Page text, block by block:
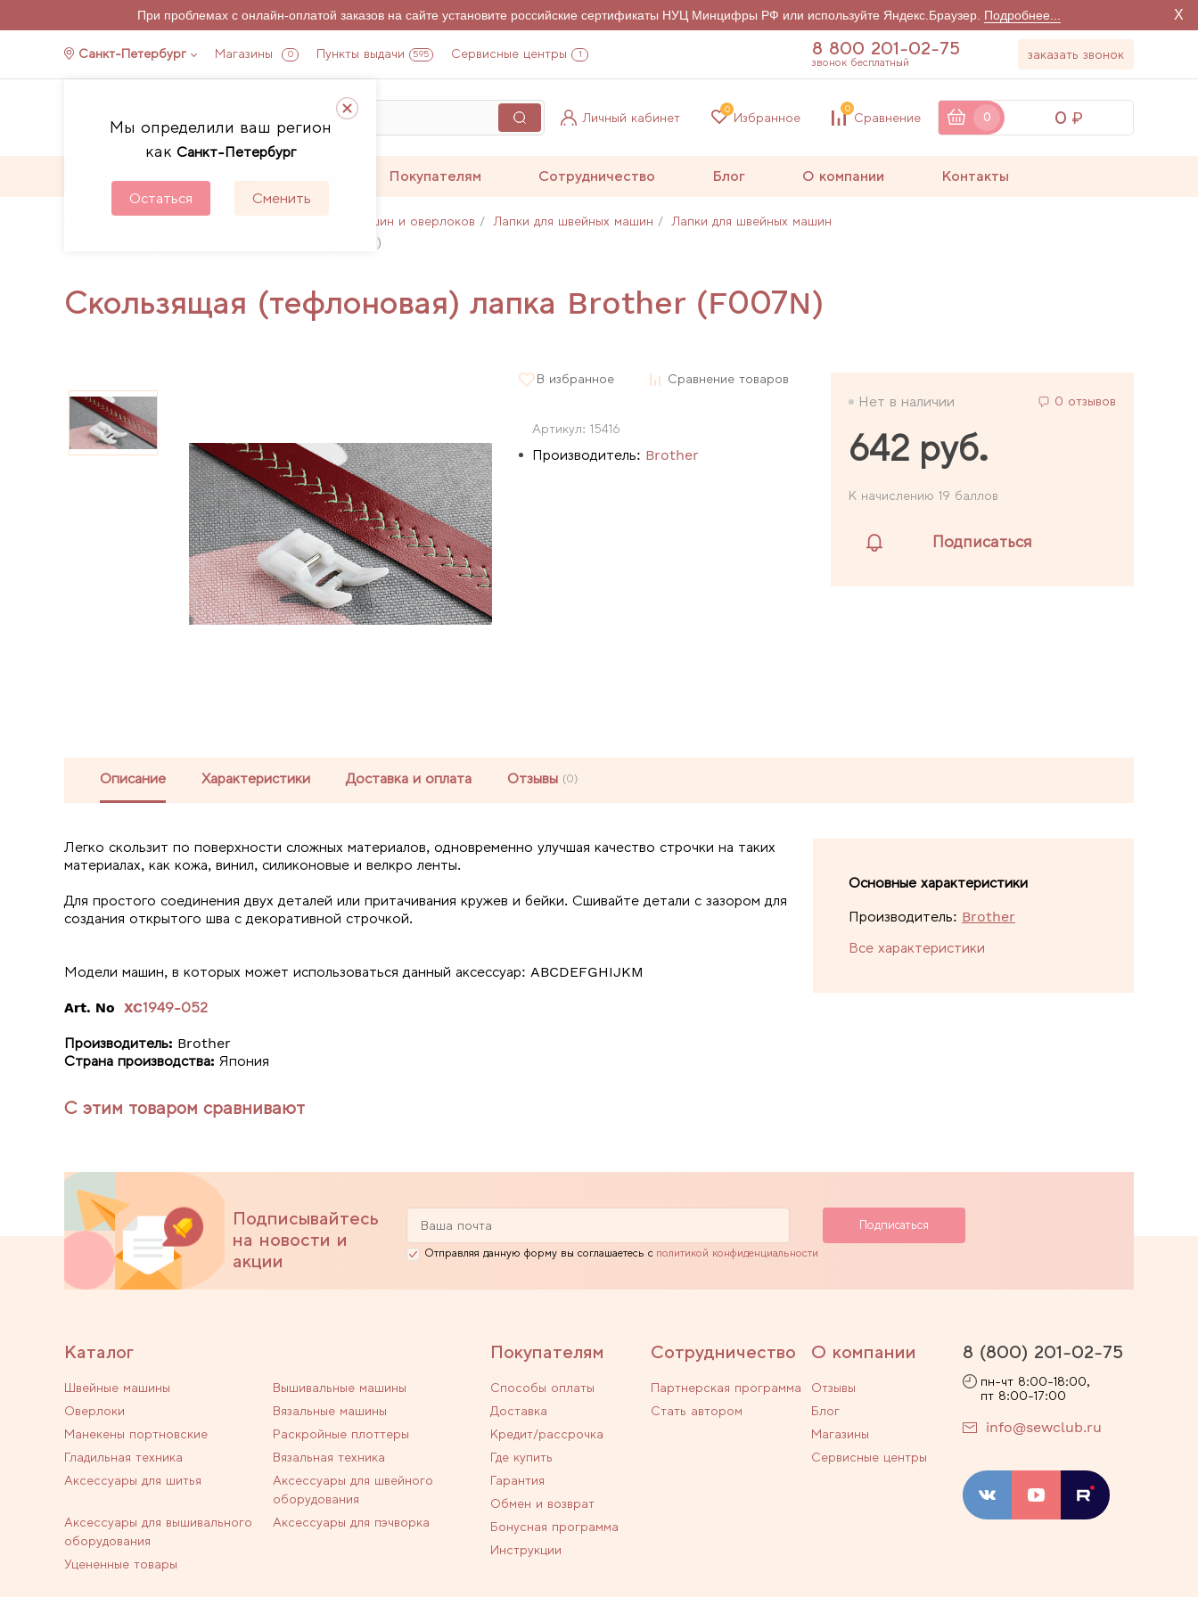
При проблемах с онлайн-оплатой заказов на сайте установите российские сертификаты НУЦ Минцифры РФ или используйте Яндекс.Браузер. Подробнее... X
Санкт-Петербург Магазины 0 Пункты выдачи 595 Сервисные центры 1
Мы определили ваш регион
как Санкт-Петербург
Остаться Сменить
8 800 201-02-75
звонок бесплатный
заказать звонок
Личный кабинет Избранное
0
Сравнение
0
0 0
Покупателям Сотрудничество Блог О компании Контакты
Каталог Аксессуары для швейных машин и оверлоков Лапки для швейных машин
Лапки для швейных машин
Скользящая (тефлоновая) лапка Brother (F007N)
Скользящая (тефлоновая) лапка Brother (F007N)
В избранное Сравнение товаров
Артикул: 15416
Производитель: Brother
Нет в наличии 0 отзывов
642 руб.
К начислению 19 баллов
Подписаться
Описание Характеристики Доставка и оплата Отзывы (0)
Легко скользит по поверхности сложных материалов, одновременно улучшая качество строчки на таких
материалах, как кожа, винил, силиконовые и велкро ленты.
Для простого соединения двух деталей или притачивания кружев и бейки. Сшивайте детали с зазором для
создания открытого шва с декоративной строчкой.
Модели машин, в которых может использоваться данный аксессуар: ABCDEFGHIJKM
Art. No XC1949-052
Производитель: Brother
Страна производства: Япония
Основные характеристики
Производитель: Brother
Все характеристики
С этим товаром сравнивают
Подписывайтесь
на новости и
акции
Отправляя данную форму вы соглашаетесь с политикой конфиденциальности
Каталог
Швейные машины
Вышивальные машины
Оверлоки
Вязальные машины
Манекены портновские
Раскройные плоттеры
Гладильная техника
Вязальная техника
Аксессуары для шитья
Аксессуары для швейного
оборудования
Аксессуары для вышивального
оборудования
Аксессуары для пэчворка
Уцененные товары
Покупателям
Способы оплаты
Доставка
Кредит/рассрочка
Где купить
Гарантия
Обмен и возврат
Бонусная программа
Инструкции
Сотрудничество
Партнерская программа
Стать автором
О компании
Отзывы
Блог
Магазины
Сервисные центры
8 (800) 201-02-75
пн-чт 8:00-18:00,
пт 8:00-17:00
info@sewclub.ru